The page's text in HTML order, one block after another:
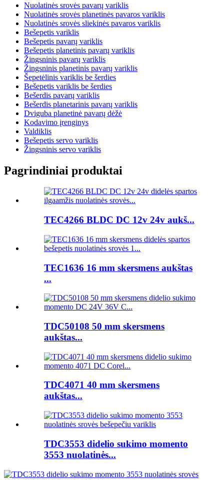
Nuolatinės srovės pavarų variklis
Nuolatinės srovės planetinės pavaros variklis
Nuolatinės srovės sliekinės pavaros variklis
Bešepetis variklis
Bešepetis pavarų variklis
Bešepetis planetinis pavarų variklis
Žingsninis pavarų variklis
Žingsninis planetinis pavarų variklis
Šepetėlinis variklis be šerdies
Bešepetis variklis be šerdies
Bešerdis pavarų variklis
Bešerdis planetarinis pavarų variklis
Dviguba planetinė pavarų dėžė
Kodavimo įrenginys
Valdiklis
Bešepetis servo variklis
Žingsninis servo variklis
Pagrindiniai produktai
TEC4266 BLDC DC 12v 24v aukš...
TEC1636 16 mm skersmens aukštas
...
TDC50108 50 mm skersmens
aukštas...
TDC4071 40 mm skersmens
aukštas...
TDC3553 didelio sukimo momento
3553 nuolatinės...